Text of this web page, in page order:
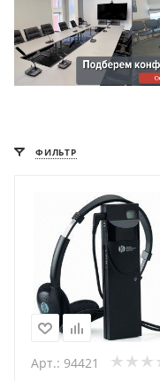
ФИЛЬТР
Арт.: 94421